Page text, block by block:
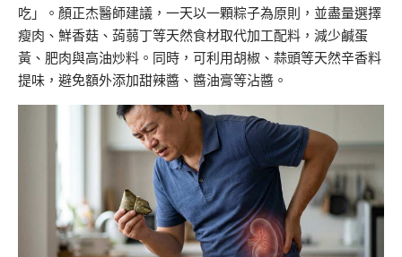
吃」。顏正杰醫師建議，一天以一顆粽子為原則，並盡量選擇
瘦肉、鮮香菇、 蒟蒻丁等天然食材取代加工配料，減少鹹蛋
黃、肥肉與高油炒料 。同時，可利用胡椒、蒜頭等天然辛香料
提味，避免額外添加甜辣醬、醬油膏等沾醬 。